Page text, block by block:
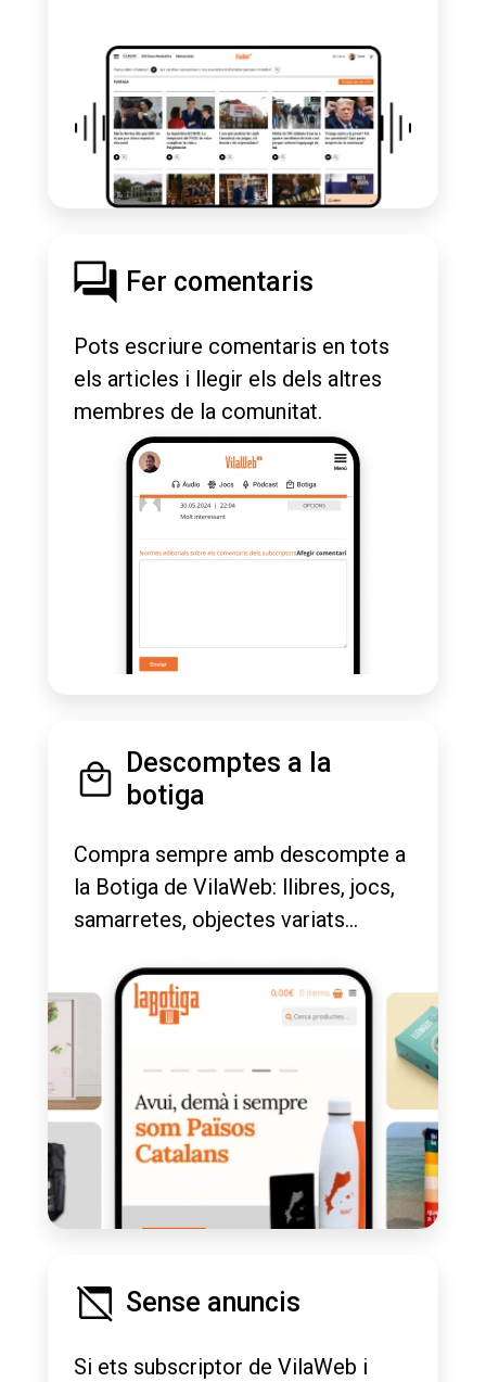
Fer comentaris
Pots escriure comentaris en tots
els articles i llegir els dels altres
membres de la comunitat.
Descomptes a la
botiga
Compra sempre amb descompte a
la Botiga de VilaWeb: llibres, jocs,
samarretes, objectes variats...
Sense anuncis
Si ets subscriptor de VilaWeb i